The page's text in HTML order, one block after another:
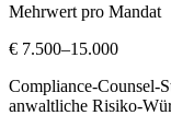
Mehrwert pro Mandat
€ 7.500–15.000
Compliance-Counsel-
anwaltliche Risiko-